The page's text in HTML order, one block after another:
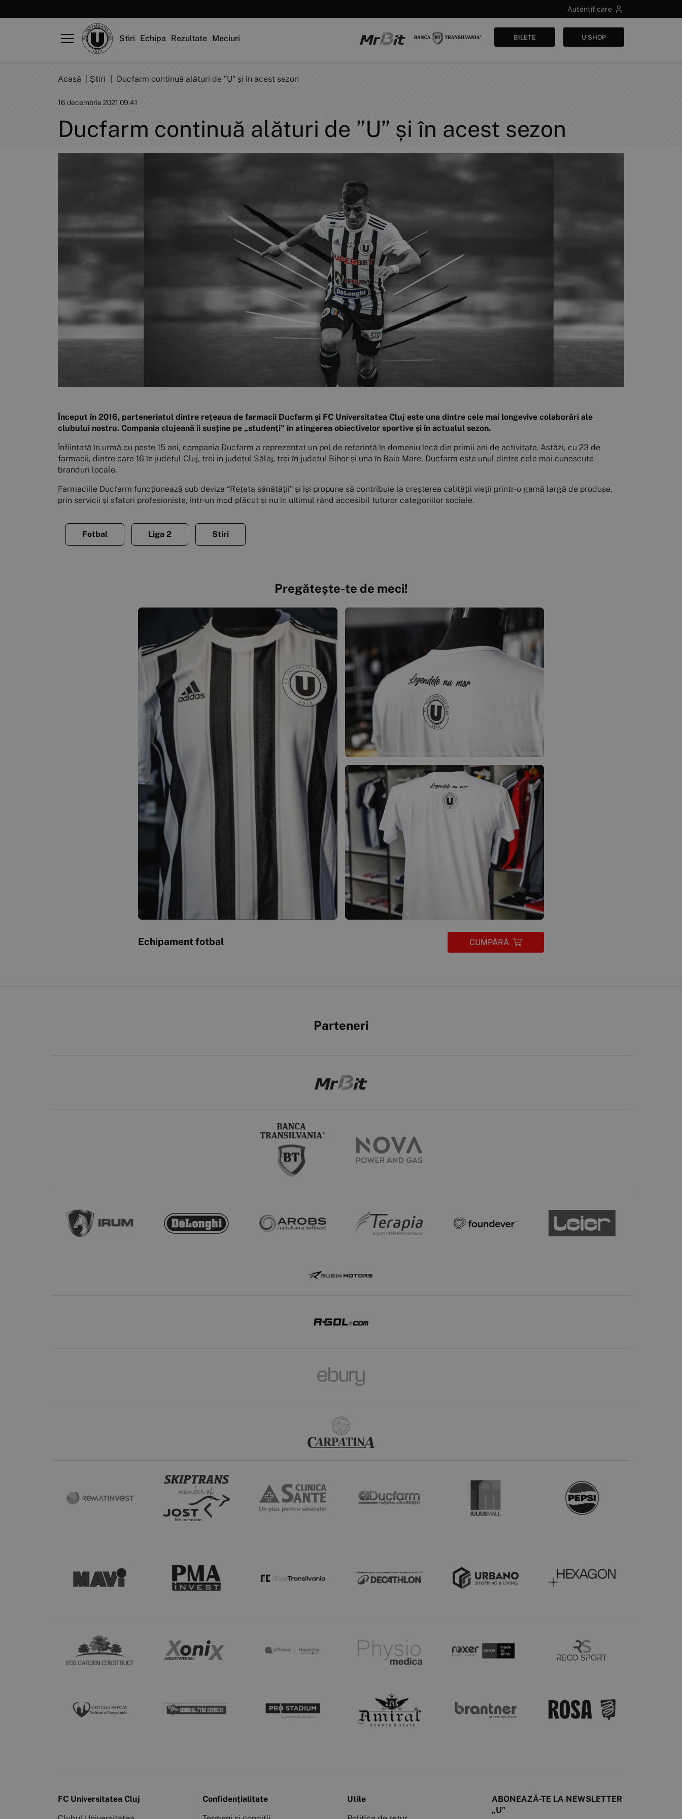
Autentificare
Știri Echipa Rezultate Meciuri BILETE U SHOP
Acasă Știri Ducfarm continuă alături de ”U” și în acest sezon
16 decembrie 2021 09:41
Ducfarm continuă alături de ”U” și în acest sezon
Început în 2016, parteneriatul dintre rețeaua de farmacii Ducfarm și FC Universitatea Cluj este una dintre cele mai longevive colaborări ale
clubului nostru. Compania clujeană îi susține pe „studenți” în atingerea obiectivelor sportive și în actualul sezon.
Înființată în urmă cu peste 15 ani, compania Ducfarm a reprezentat un pol de referință în domeniu încă din primii ani de activitate. Astăzi, cu 23 de
farmacii, dintre care 16 în județul Cluj, trei in județul Sălaj, trei în judetul Bihor și una în Baia Mare, Ducfarm este unul dintre cele mai cunoscute
branduri locale.
Farmaciile Ducfarm funcționează sub deviza “Rețeta sănătății” și își propune să contribuie la creșterea calității vieții printr-o gamă largă de produse,
prin servicii și sfaturi profesioniste, într-un mod plăcut și nu în ultimul rând accesibil tuturor categoriilor sociale.
Fotbal Liga 2 Stiri
Pregătește-te de meci!
Echipament fotbal CUMPĂRĂ
Parteneri
FC Universitatea Cluj
Confidențialitate
Utile
ABONEAZĂ-TE LA NEWSLETTER
„U”